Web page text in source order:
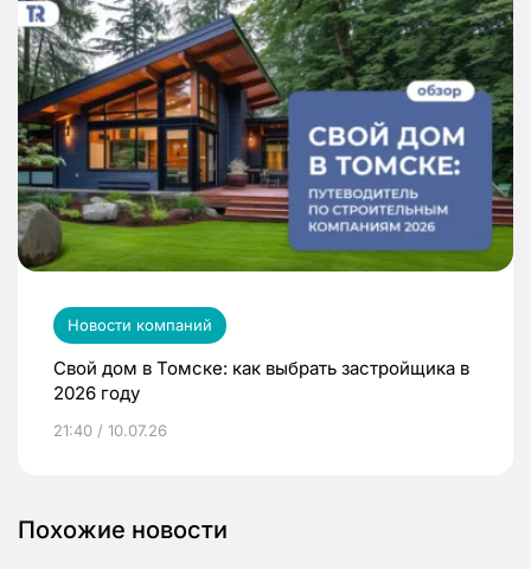
Новости компаний
Свой дом в Томске: как выбрать застройщика в
2026 году
21:40 / 10.07.26
Похожие новости